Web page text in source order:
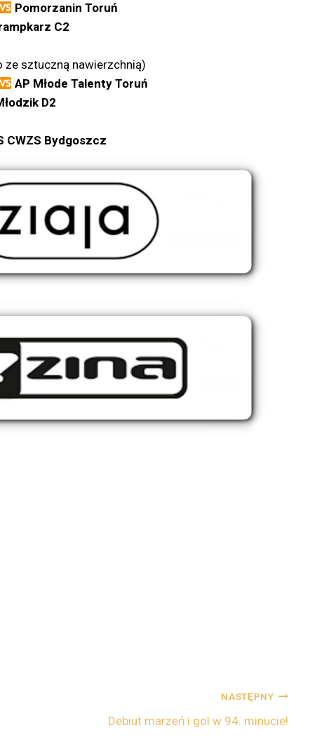
Pomorzanin Toruń
C2
sztuczną nawierzchnią)
AP Młode Talenty Toruń
D2
CWZS Bydgoszcz
NASTĘPNY
Debiut marzeń i gol w 94. minucie!